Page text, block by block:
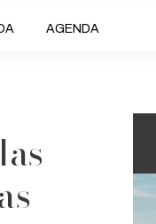
AGENDA